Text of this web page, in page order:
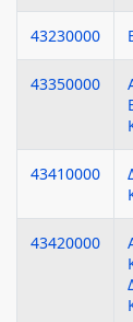
43230000
43350000
43410000
43420000